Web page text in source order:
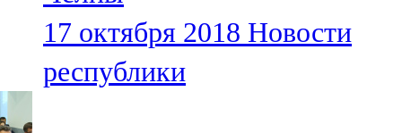
104,7 FM
Олы Әтнә
17 октября 2018 Новости
республики